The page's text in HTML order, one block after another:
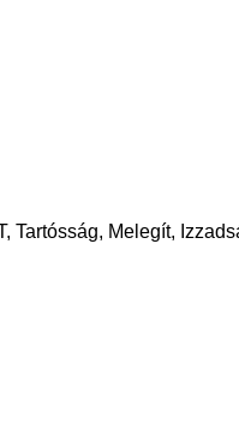
Tartósság, Melegít,